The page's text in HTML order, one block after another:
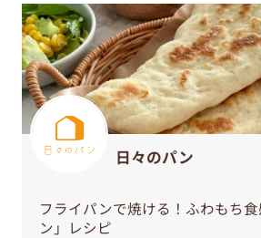
日々のパン
フライパンで焼ける！ふわもち
ン」レシピ